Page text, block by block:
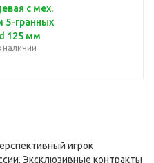
с мех.
5-гранных
125 мм
наличии
игрок
Эксклюзивные контракты